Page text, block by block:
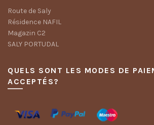
Route de Saly
Résidence NAFIL
Magazin C2
SALY PORTUDAL
QUELS SONT LES MODES DE
ACCEPTÉS?